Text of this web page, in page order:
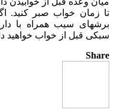
تا زمان خواب صبر کنید.
برش‏های سیب همراه با
سبکی قبل از خواب خواهید
Share